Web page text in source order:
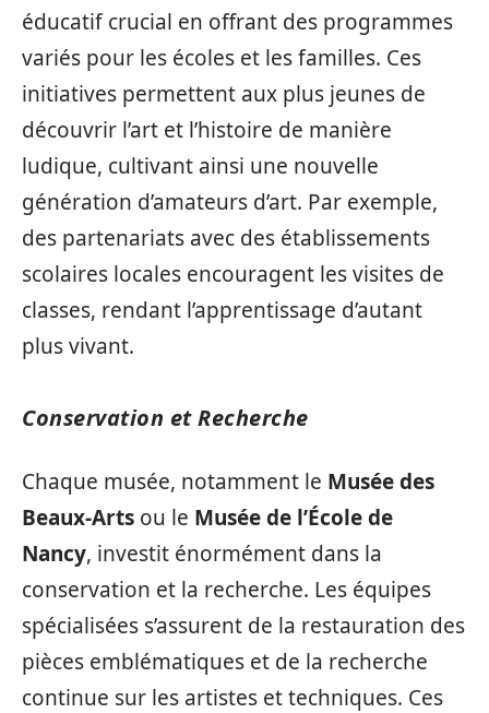
éducatif crucial en offrant des programmes
variés pour les écoles et les familles. Ces
initiatives permettent aux plus jeunes de
découvrir l’art et l’histoire de manière
ludique, cultivant ainsi une nouvelle
génération d’amateurs d’art. Par exemple,
des partenariats avec des établissements
scolaires locales encouragent les visites de
classes, rendant l’apprentissage d’autant
plus vivant.
Conservation et Recherche
Chaque musée, notamment le Musée des
Beaux-Arts ou le Musée de l’École de
Nancy, investit énormément dans la
conservation et la recherche. Les équipes
spécialisées s’assurent de la restauration des
pièces emblématiques et de la recherche
continue sur les artistes et techniques. Ces